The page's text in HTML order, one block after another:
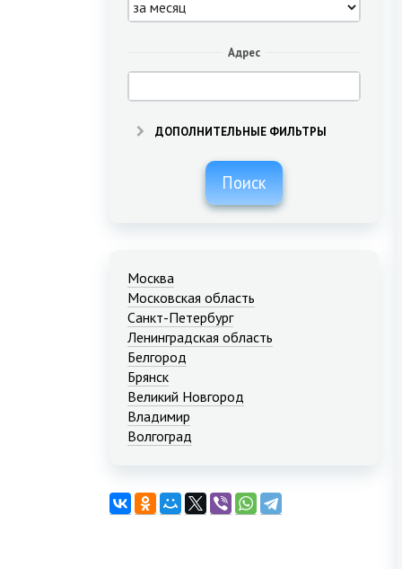
Адрес
ДОПОЛНИТЕЛЬНЫЕ ФИЛЬТРЫ
Поиск
Москва
Московская область
Санкт-Петербург
Ленинградская область
Белгород
Брянск
Великий Новгород
Владимир
Волгоград
Казань
Калининград